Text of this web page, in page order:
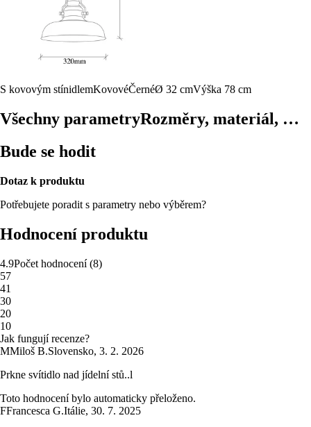
S kovovým stínidlemKovovéČernéØ 32 cmVýška 78 cm
Všechny parametryRozměry, materiál, …
Bude se hodit
Dotaz k produktu
Potřebujete poradit s parametry nebo výběrem?
Hodnocení produktu
4.9Počet hodnocení(8)
57
41
30
20
10
Jak fungují recenze?
MMiloš B.Slovensko, 3. 2. 2026
Prkne svítidlo nad jídelní stů..l
Toto hodnocení bylo automaticky přeloženo.
FFrancesca G.Itálie, 30. 7. 2025